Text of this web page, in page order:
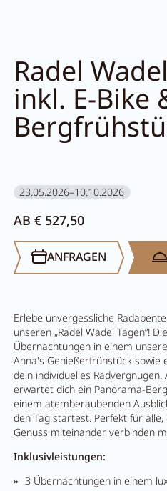
Radel
inkl. E-Bike
23.05.2026–10.10.2026
Erlebe unvergessliche
unseren „Radel Wadel Tagen”!
Übernachtungen in einem
Anna's Genießerfrühstück sowie
dein individuelles
erwartet dich ein Panorama-
einem atemberaubenden
den Tag startest. Perfekt für
Genuss miteinander verbinden
Inklusivleistungen:
3 Übernachtungen in einem
AB € 527,50
ANFRAGEN